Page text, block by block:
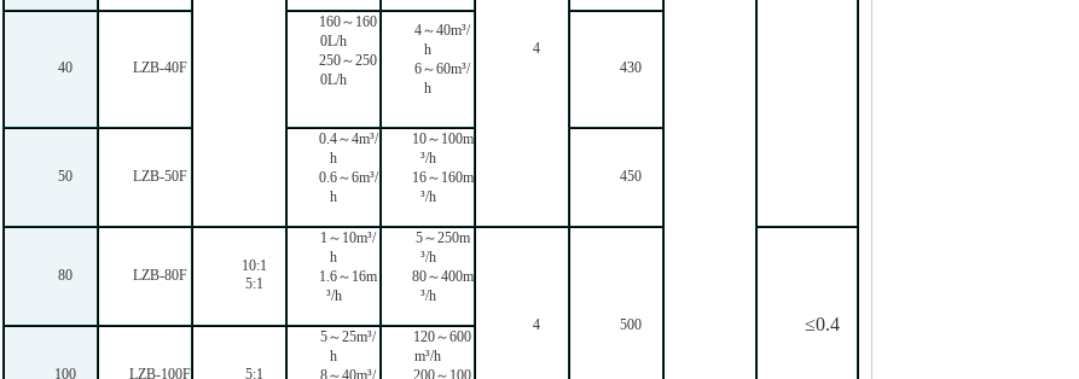
4
40
LZB-40F
160～160
0L/h
250～250
0L/h
4～40m³/
h
6～60m³/
h
430
50 LZB-50F
0.4～4m³/
h
0.6～6m³/
h
10～100m
³/h
16～160m
³/h
450
80 LZB-80F
10:1
5:1
1～10m³/
h
1.6～16m
³/h
5～250m
³/h
80～400m
³/h
4
500 ≤0.4
100 LZB-100F 5:1
5～25m³/
h
120～600
m³/h